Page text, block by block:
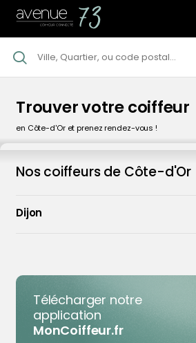
Trouver votre coiffeur
en Côte-d'Or et prenez rendez-vous !
Nos coiffeurs de Côte-d'Or
Dijon
4,6 136 avis clients
Plus d'infos
Télécharger notre
application
MonCoiffeur.fr